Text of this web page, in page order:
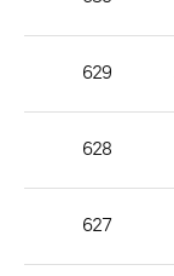
629
628
627